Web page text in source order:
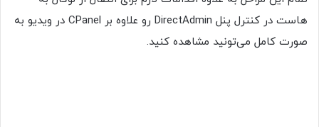
هاست در کنترل پنل DirectAdmin رو علاوه بر CPanel در ویدیو به
صورت کامل می‌تونید مشاهده کنید.